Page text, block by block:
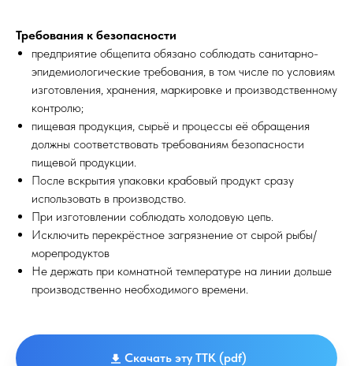
Требования к безопасности
предприятие общепита обязано соблюдать санитарно-
эпидемиологические требования, в том числе по условиям
изготовления, хранения, маркировке и производственному
контролю;
пищевая продукция, сырьё и процессы её обращения
должны соответствовать требованиям безопасности
пищевой продукции.
После вскрытия упаковки крабовый продукт сразу
использовать в производство.
При изготовлении соблюдать холодовую цепь.
Исключить перекрёстное загрязнение от сырой рыбы/
морепродуктов
Не держать при комнатной температуре на линии дольше
производственно необходимого времени.
Скачать эту ТТК (pdf)